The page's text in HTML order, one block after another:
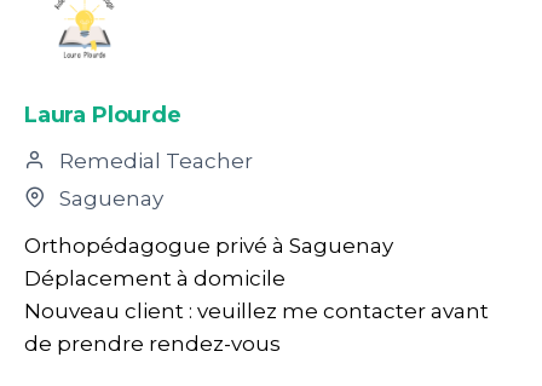
Laura Plourde
Remedial Teacher
Saguenay
Orthopédagogue privé à Saguenay
Déplacement à domicile
Nouveau client : veuillez me contacter avant
de prendre rendez-vous